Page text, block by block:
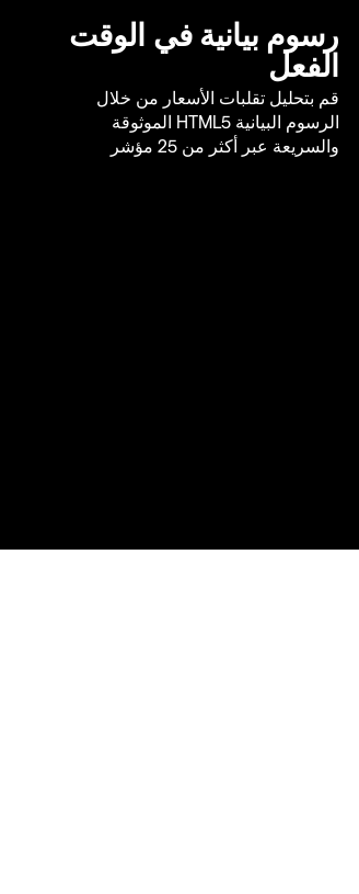
رسوم بيانية في الوقت
الفعل
قم بتحليل تقلبات الأسعار من خلال
الرسوم البيانية HTML5 الموثوقة
والسريعة عبر أكثر من 25 مؤشر